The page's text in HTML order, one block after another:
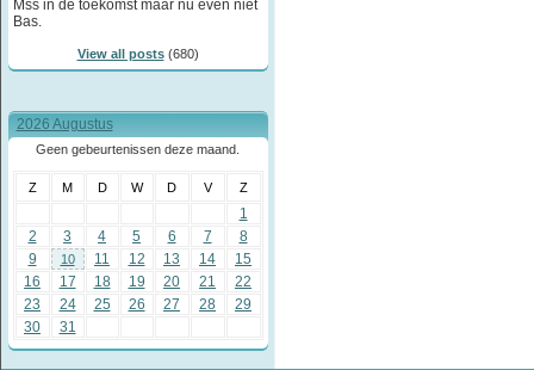
Mss in de toekomst maar nu even niet
Bas.
View all posts(680)
2026 Augustus
Geen gebeurtenissen deze maand.
Z M D W D V Z
1
2
3 4 5 6 7
8
9
10 11 12 13 14
15
16
17 18 19 20 21
22
23
24 25 26 27 28
29
30
31